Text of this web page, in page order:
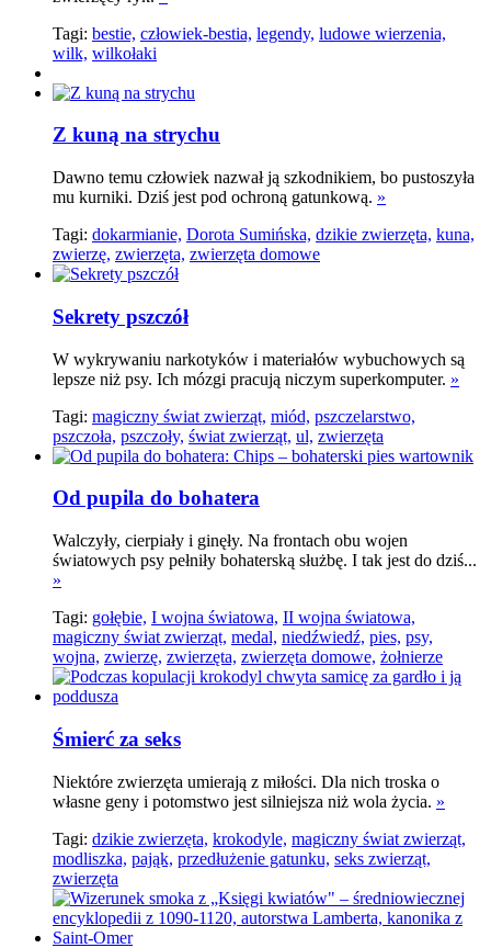
Tagi: bestie, człowiek-bestia, legendy, ludowe wierzenia,
wilk, wilkołaki
Z kuną na strychu
Dawno temu człowiek nazwał ją szkodnikiem, bo pustoszyła
mu kurniki. Dziś jest pod ochroną gatunkową. »
Tagi: dokarmianie, Dorota Sumińska, dzikie zwierzęta, kuna,
zwierzę, zwierzęta, zwierzęta domowe
Sekrety pszczół
W wykrywaniu narkotyków i materiałów wybuchowych są
lepsze niż psy. Ich mózgi pracują niczym superkomputer. »
Tagi: magiczny świat zwierząt, miód, pszczelarstwo,
pszczoła, pszczoły, świat zwierząt, ul, zwierzęta
Od pupila do bohatera
Walczyły, cierpiały i ginęły. Na frontach obu wojen
światowych psy pełniły bohaterską służbę. I tak jest do dziś...
»
Tagi: gołębie, I wojna światowa, II wojna światowa,
magiczny świat zwierząt, medal, niedźwiedź, pies, psy,
wojna, zwierzę, zwierzęta, zwierzęta domowe, żołnierze
Śmierć za seks
Niektóre zwierzęta umierają z miłości. Dla nich troska o
własne geny i potomstwo jest silniejsza niż wola życia. »
Tagi: dzikie zwierzęta, krokodyle, magiczny świat zwierząt,
modliszka, pająk, przedłużenie gatunku, seks zwierząt,
zwierzęta